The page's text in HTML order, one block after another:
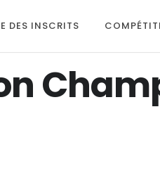
DES INSCRITS